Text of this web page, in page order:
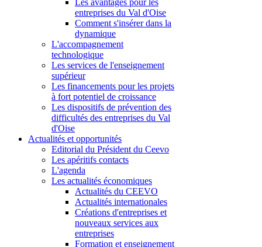
Les avantages pour les
entreprises du Val d'Oise
Comment s'insérer dans la
dynamique
L'accompagnement
technologique
Les services de l'enseignement
supérieur
Les financements pour les projets
à fort potentiel de croissance
Les dispositifs de prévention des
difficultés des entreprises du Val
d'Oise
Actualités et opportunités
Editorial du Président du Ceevo
Les apéritifs contacts
L'agenda
Les actualités économiques
Actualités du CEEVO
Actualités internationales
Créations d'entreprises et
nouveaux services aux
entreprises
Formation et enseignement